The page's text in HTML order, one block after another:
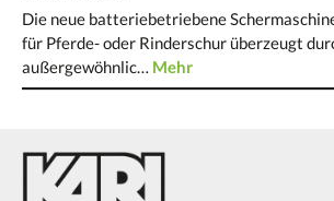
Die neue batteriebetriebene
für Pferde- oder Rinderschur überzeugt
außergewöhnlic… Mehr